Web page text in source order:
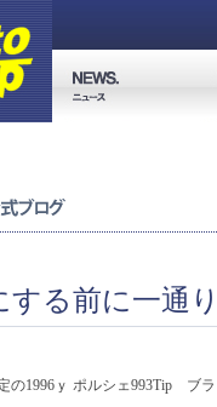
する前に一通
の1996ｙ ポルシェ993Tip ブ